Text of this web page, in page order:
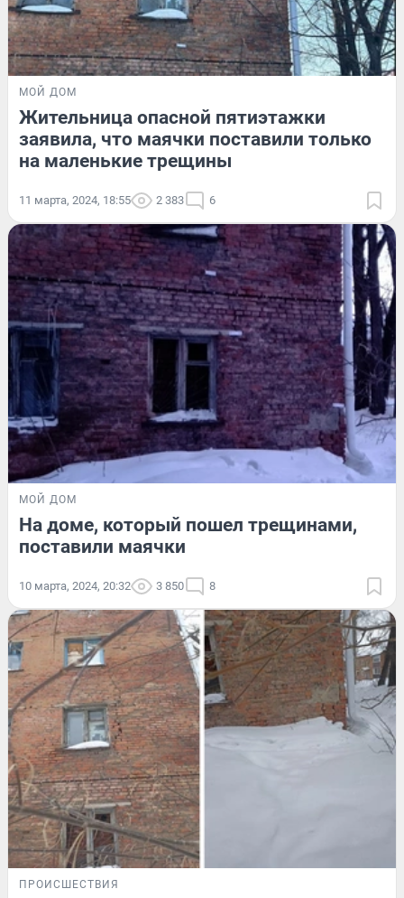
МОЙ ДОМ
Жительница опасной пятиэтажки
заявила, что маячки поставили только
на маленькие трещины
11 марта, 2024, 18:55 2 383 6
МОЙ ДОМ
На доме, который пошел трещинами,
поставили маячки
10 марта, 2024, 20:32 3 850 8
ПРОИСШЕСТВИЯ